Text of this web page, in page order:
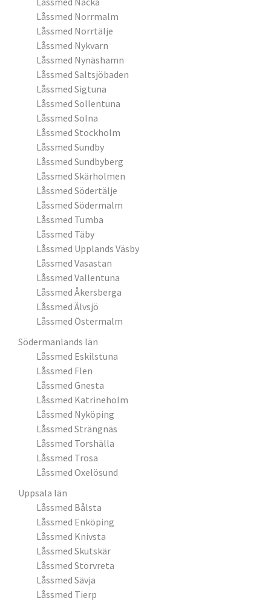
Låssmed Norrmalm
Låssmed Norrtälje
Låssmed Nykvarn
Låssmed Nynäshamn
Låssmed Saltsjöbaden
Låssmed Sigtuna
Låssmed Sollentuna
Låssmed Solna
Låssmed Stockholm
Låssmed Sundby
Låssmed Sundbyberg
Låssmed Skärholmen
Låssmed Södertälje
Låssmed Södermalm
Låssmed Tumba
Låssmed Täby
Låssmed Upplands Väsby
Låssmed Vasastan
Låssmed Vallentuna
Låssmed Åkersberga
Låssmed Älvsjö
Låssmed Östermalm
Södermanlands län
Låssmed Eskilstuna
Låssmed Flen
Låssmed Gnesta
Låssmed Katrineholm
Låssmed Nyköping
Låssmed Strängnäs
Låssmed Torshälla
Låssmed Trosa
Låssmed Oxelösund
Uppsala län
Låssmed Bålsta
Låssmed Enköping
Låssmed Knivsta
Låssmed Skutskär
Låssmed Storvreta
Låssmed Sävja
Låssmed Tierp